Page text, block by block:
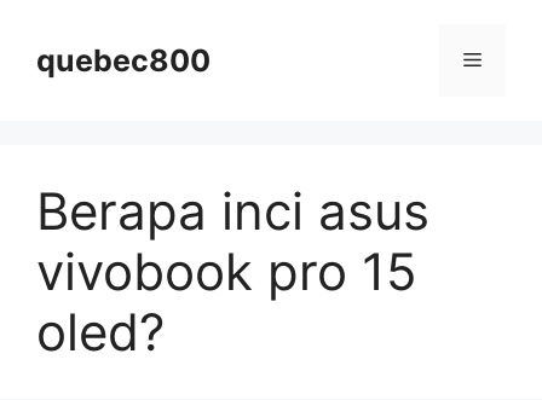
contentquebec800 Menu
Berapa inci asus
vivobook pro 15
oled?